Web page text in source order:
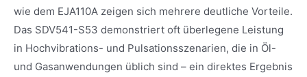
wie dem EJA110A zeigen sich mehrere deutliche Vorteile.
Das SDV541-S53 demonstriert oft überlegene Leistung
in Hochvibrations- und Pulsationsszenarien, die in Öl-
und Gasanwendungen üblich sind – ein direktes Ergebnis